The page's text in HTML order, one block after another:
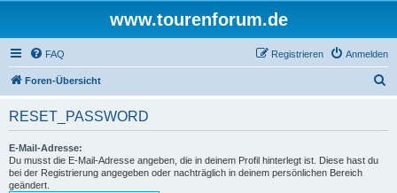
www.tourenforum.de
FAQ Anmelden
Registrieren
Foren-Übersicht
RESET_PASSWORD
E-Mail-Adresse:
Du musst die E-Mail-Adresse angeben, die in deinem Profil hinterlegt ist. Diese hast du
bei der Registrierung angegeben oder nachträglich in deinem persönlichen Bereich
geändert.